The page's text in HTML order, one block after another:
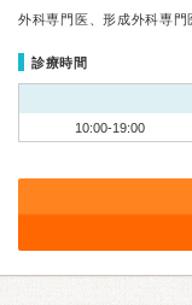
外科専門医、形成外科専門
診療時間
10:00-19:00